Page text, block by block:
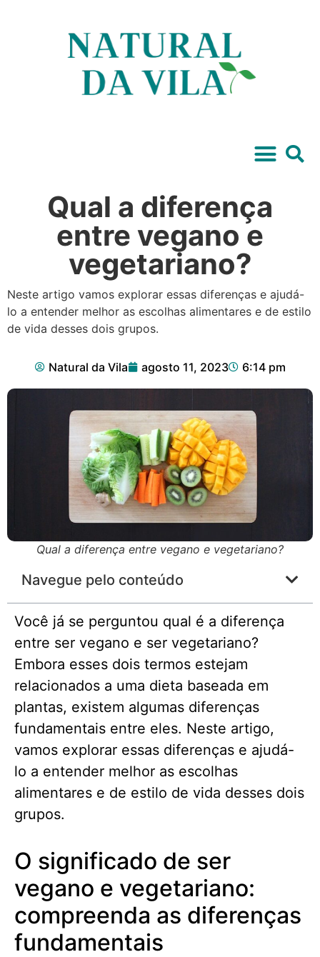
Qual a diferença
entre vegano e
vegetariano?
Neste artigo vamos explorar essas diferenças e ajudá-
lo a entender melhor as escolhas alimentares e de estilo
de vida desses dois grupos.
Natural da Vila agosto 11, 2023 6:14 pm
Qual a diferença entre vegano e vegetariano?
Navegue pelo conteúdo
Você já se perguntou qual é a diferença
entre ser vegano e ser vegetariano?
Embora esses dois termos estejam
relacionados a uma dieta baseada em
plantas, existem algumas diferenças
fundamentais entre eles. Neste artigo,
vamos explorar essas diferenças e ajudá-
lo a entender melhor as escolhas
alimentares e de estilo de vida desses dois
grupos.
O significado de ser
vegano e vegetariano:
compreenda as diferenças
fundamentais